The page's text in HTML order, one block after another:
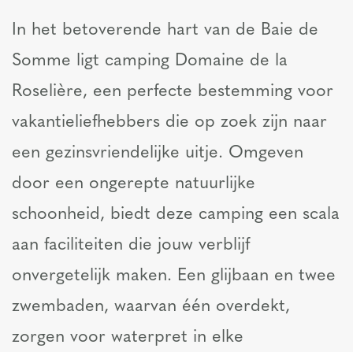
In het betoverende hart van de Baie de
Somme ligt camping Domaine de la
Roselière, een perfecte bestemming voor
vakantieliefhebbers die op zoek zijn naar
een gezinsvriendelijke uitje. Omgeven
door een ongerepte natuurlijke
schoonheid, biedt deze camping een scala
aan faciliteiten die jouw verblijf
onvergetelijk maken. Een glijbaan en twee
zwembaden, waarvan één overdekt,
zorgen voor waterpret in elke